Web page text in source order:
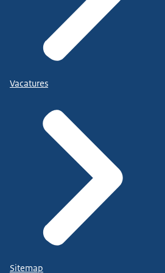
Vacatures
Sitemap